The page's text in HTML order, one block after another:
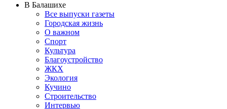
В Балашихе
Все выпуски газеты
Городская жизнь
О важном
Спорт
Культура
Благоустройство
ЖКХ
Экология
Кучино
Строительство
Интервью